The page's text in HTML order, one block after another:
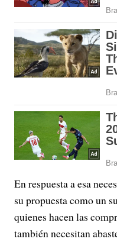
En respuesta a esa
su propuesta como un
quienes hacen las
también necesitan